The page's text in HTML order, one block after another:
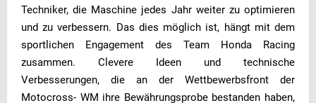
Techniker, die Maschine jedes Jahr weiter zu optimieren
und zu verbessern. Das dies möglich ist, hängt mit dem
sportlichen Engagement des Team Honda Racing
zusammen. Clevere Ideen und technische
Verbesserungen, die an der Wettbewerbsfront der
Motocross- WM ihre Bewährungsprobe bestanden haben,